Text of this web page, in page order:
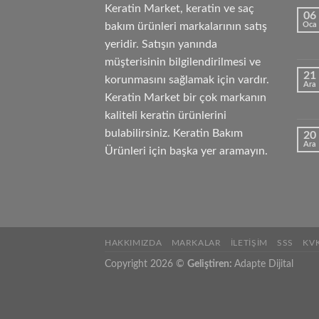
Keratin Market, keratin ve saç
bakım ürünleri markalarının satış
yeridir. Satışın yanında
müşterisinin bilgilendirilmesi ve
korunmasını sağlamak için vardır.
Keratin Market bir çok markanın
kaliteli keratin ürünlerini
bulabilirsiniz. Keratin Bakım
Ürünleri için başka yer aramayın.
06
Oca
21
Ara
20
Ara
HAKKIMIZDA MARKALAR İLETIŞIM SSS
Copyright 2026 © Geliştiren: Adapte Dijital